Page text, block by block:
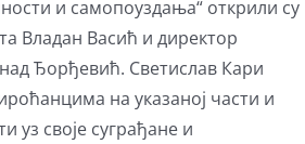
и самопоуздања“ открили су
Владан Васић и директор
Ђорђевић. Светислав Кари
на указаној части и
уз своје суграђане и